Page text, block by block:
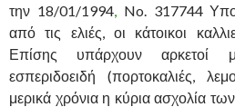
την 18/01/1994, No. 317744
από τις ελιές, οι κάτοικοι
Επίσης υπάρχουν αρκετοί
εσπεριδοειδή (πορτοκαλιές,
μερικά χρόνια η κύρια ασχολία